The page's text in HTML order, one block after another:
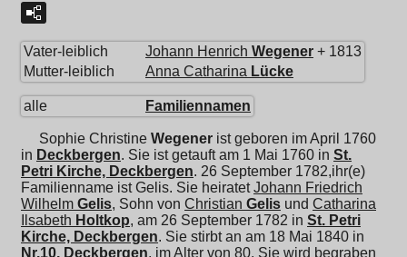
Vater-leiblich Johann Henrich Wegener + 1813
Mutter-leiblich
Anna Catharina Lücke
alle Familiennamen
Sophie Christine Wegener ist geboren im April 1760
in Deckbergen. Sie ist getauft am 1 Mai 1760 in St.
Petri Kirche, Deckbergen. 26 September 1782,ihr(e)
Familienname ist Gelis. Sie heiratetJohann Friedrich
Wilhelm Gelis, Sohn von Christian Gelis und Catharina
Ilsabeth Holtkop, am 26 September 1782 in St. Petri
Kirche, Deckbergen. Sie stirbt an am 18 Mai 1840 in
Nr.10, Deckbergen, im Alter von 80. Sie wird begraben